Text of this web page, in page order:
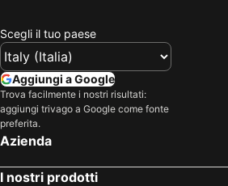
Scegli il tuo paese
Aggiungi a Google
Trova facilmente i nostri risultati:
aggiungi trivago a Google come fonte
preferita.
Azienda
I nostri prodotti